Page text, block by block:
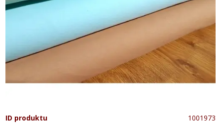
ID produktu 1001973